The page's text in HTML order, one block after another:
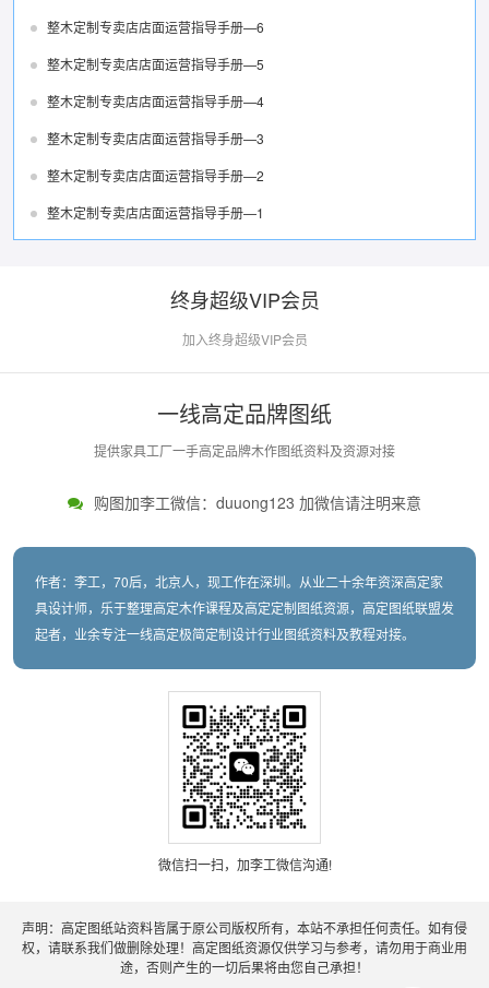
整木定制专卖店店面运营指导手册—6
整木定制专卖店店面运营指导手册—5
整木定制专卖店店面运营指导手册—4
整木定制专卖店店面运营指导手册—3
整木定制专卖店店面运营指导手册—2
整木定制专卖店店面运营指导手册—1
终身超级VIP会员
加入终身超级VIP会员
一线高定品牌图纸
提供家具工厂一手高定品牌木作图纸资料及资源对接
购图加李工微信：duuong123 加微信请注明来意
作者：李工，70后，北京人，现工作在深圳。从业二十余年资深高定家
具设计师，乐于整理高定木作课程及高定定制图纸资源，高定图纸联盟发
起者，业余专注一线高定极简定制设计行业图纸资料及教程对接。
微信扫一扫，加李工微信沟通!
声明：高定图纸站资料皆属于原公司版权所有，本站不承担任何责任。如有侵
权，请联系我们做删除处理！高定图纸资源仅供学习与参考，请勿用于商业用
途，否则产生的一切后果将由您自己承担！